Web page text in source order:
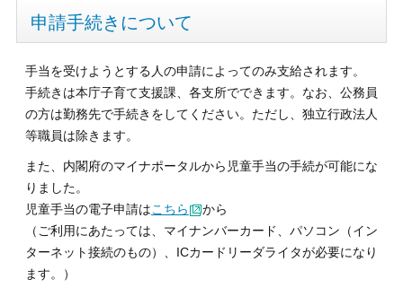
申請手続きについて
手当を受けようとする人の申請によってのみ支給されます。
手続きは本庁子育て支援課、各支所でできます。なお、公務員
の方は勤務先で手続きをしてください。ただし、独立行政法人
等職員は除きます。
また、内閣府のマイナポータルから児童手当の手続が可能にな
りました。
児童手当の電子申請はこちら
から
（ご利用にあたっては、マイナンバーカード、パソコン（イン
ターネット接続のもの）、ICカードリーダライタが必要になり
ます。）